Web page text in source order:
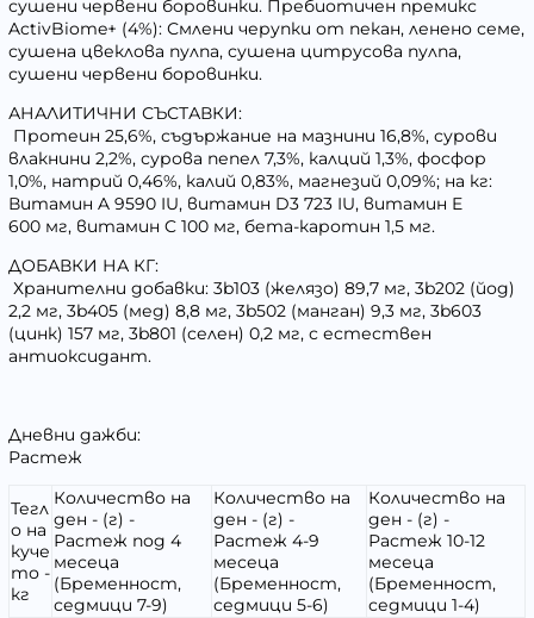
сушени червени боровинки. Пребиотичен премикс
ActivBiome+ (4%): Смлени черупки от пекан, ленено семе,
сушена цвеклова пулпа, сушена цитрусова пулпа,
сушени червени боровинки.
АНАЛИТИЧНИ СЪСТАВКИ:
Протеин 25,6%, съдържание на мазнини 16,8%, сурови
влакнини 2,2%, сурова пепел 7,3%, калций 1,3%, фосфор
1,0%, натрий 0,46%, калий 0,83%, магнезий 0,09%; на кг:
Витамин A 9590 IU, витамин D3 723 IU, витамин E
600 мг, витамин C 100 мг, бета-каротин 1,5 мг.
ДОБАВКИ НА КГ:
Хранителни добавки: 3b103 (желязо) 89,7 мг, 3b202 (йод)
2,2 мг, 3b405 (мед) 8,8 мг, 3b502 (манган) 9,3 мг, 3b603
(цинк) 157 мг, 3b801 (селен) 0,2 мг, с естествен
антиоксидант.
Дневни дажби:
Растеж
Тегл
о на
куче
то -
кг
Количество на
ден - (г) -
Растеж под 4
месеца
(Бременност,
седмици 7-9)
Количество на
ден - (г) -
Растеж 4-9
месеца
(Бременност,
седмици 5-6)
Количество на
ден - (г) -
Растеж 10-12
месеца
(Бременност,
седмици 1-4)